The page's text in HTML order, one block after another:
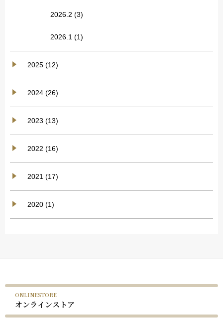
2026.2 (3)
2026.1 (1)
2025 (12)
2024 (26)
2023 (13)
2022 (16)
2021 (17)
2020 (1)
ONLINESTORE
オンラインストア